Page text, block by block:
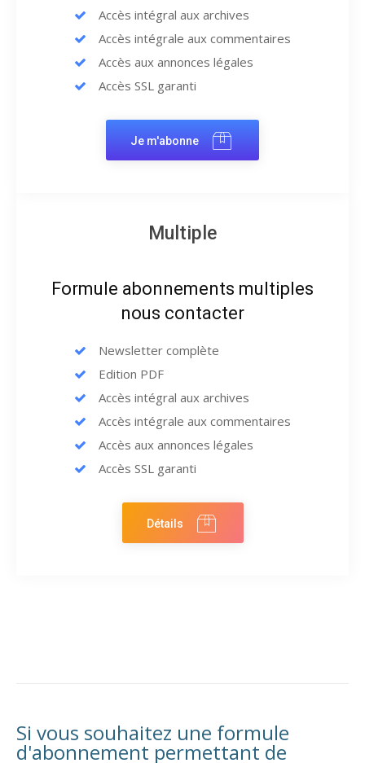
Accès intégral aux archives
Accès intégrale aux commentaires
Accès aux annonces légales
Accès SSL garanti
Je m'abonne
Multiple
Formule abonnements multiples
nous contacter
Newsletter complète
Edition PDF
Accès intégral aux archives
Accès intégrale aux commentaires
Accès aux annonces légales
Accès SSL garanti
Détails
Si vous souhaitez une formule
d'abonnement permettant de